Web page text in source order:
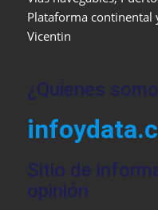
Plataforma continental
Vicentin
¿Quienes
Sitio de
opinión